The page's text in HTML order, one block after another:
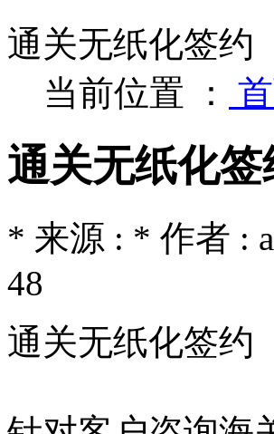
通关无纸化签约
当前位置 ：
通关无纸化签
* 来源 : * 作者 :
48
通关无纸化签约